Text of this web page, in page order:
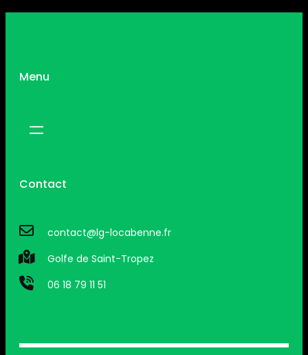
Menu
Contact
contact@lg-locabenne.fr
Golfe de Saint-Tropez
06 18 79 11 51